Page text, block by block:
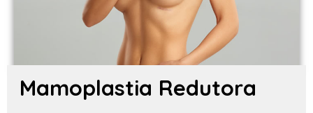
Mamoplastia Redutora